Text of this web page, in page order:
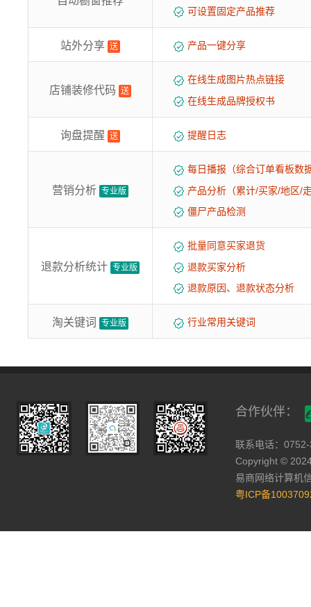
可设置固定产品推荐
站外分享 送 产品一键分享
店铺装修代码 送
在线生成图片热点链接
在线生成品牌授权书
询盘提醒 送 提醒日志
营销分析 专业版
每日播报（综合订单看板数
产品分析（累计/买家/地区/
僵尸产品检测
退款分析统计 专业版
批量同意买家退货
退款买家分析
退款原因、退款状态分析
淘关键词 专业版 行业常用关键词
合作伙伴：
联系电话：
Copyright ©
易商网络计算机
粤ICP备